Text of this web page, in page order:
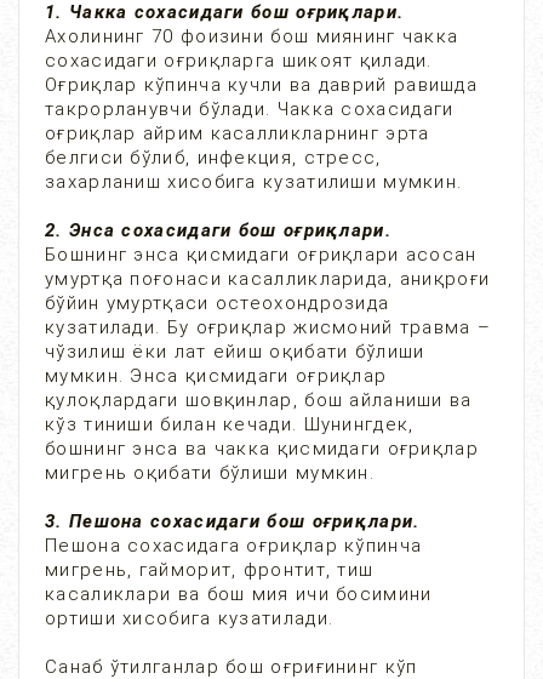
1. Чакка сохасидаги бош оғриқлари.
Ахолининг 70 фоизини бош миянинг чакка
сохасидаги оғриқларга шикоят қилади.
Оғриқлар кўпинча кучли ва даврий равишда
такрорланувчи бўлади. Чакка сохасидаги
оғриқлар айрим касалликларнинг эрта
белгиси бўлиб, инфекция, стресс,
захарланиш хисобига кузатилиши мумкин.
2. Энса сохасидаги бош оғриқлари.
Бошнинг энса қисмидаги оғриқлари асосан
умуртқа поғонаси касалликларида, аниқроғи
бўйин умуртқаси остеохондрозида
кузатилади. Бу оғриқлар жисмоний травма –
чўзилиш ёки лат ейиш оқибати бўлиши
мумкин. Энса қисмидаги оғриқлар
қулоқлардаги шовқинлар, бош айланиши ва
кўз тиниши билан кечади. Шунингдек,
бошнинг энса ва чакка қисмидаги оғриқлар
мигрень оқибати бўлиши мумкин.
3. Пешона сохасидаги бош оғриқлари.
Пешона сохасидага оғриқлар кўпинча
мигрень, гайморит, фронтит, тиш
касаликлари ва бош мия ичи босимини
ортиши хисобига кузатилади.
Санаб ўтилганлар бош оғриғининг кўп